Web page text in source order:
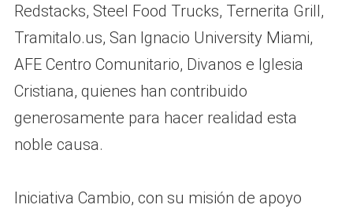
Redstacks, Steel Food Trucks, Ternerita Grill,
Tramitalo.us, San Ignacio University Miami,
AFE Centro Comunitario, Divanos e Iglesia
Cristiana, quienes han contribuido
generosamente para hacer realidad esta
noble causa.
Iniciativa Cambio, con su misión de apoyo